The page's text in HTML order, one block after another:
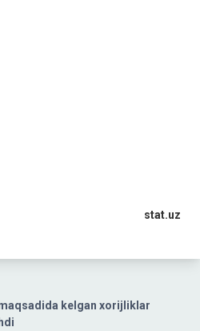
kelgan xorijliklar
stat.uz